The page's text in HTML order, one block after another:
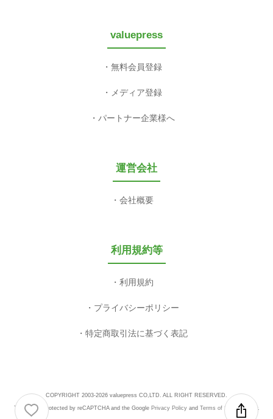
valuepress
無料会員登録
メディア登録
パートナー企業様へ
運営会社
会社概要
利用規約等
利用規約
プライバシーポリシー
特定商取引法に基づく表記
COPYRIGHT 2003-2026 valuepress CO,LTD. ALL RIGHT RESERVED.
This site is protected by reCAPTCHA and the Google Privacy Policyand Terms of Serviceapply.